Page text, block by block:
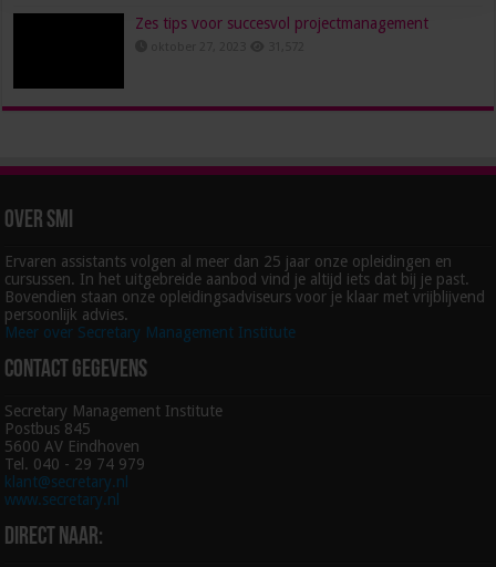
Zes tips voor succesvol projectmanagement
Over SMI
Ervaren assistants volgen al meer dan 25 jaar onze opleidingen en
cursussen. In het uitgebreide aanbod vind je altijd iets dat bij je past.
Bovendien staan onze opleidingsadviseurs voor je klaar met vrijblijvend
persoonlijk advies.
Meer over Secretary Management Institute
Contact gegevens
Secretary Management Institute
Postbus 845
5600 AV Eindhoven
Tel. 040 - 29 74 979
klant@secretary.nl
www.secretary.nl
Direct naar: